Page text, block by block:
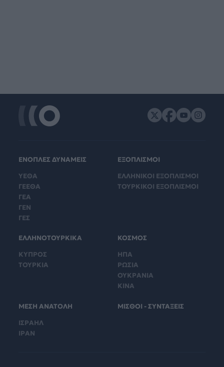
ΕΝΟΠΛΕΣ ΔΥΝΑΜΕΙΣ
ΥΕΘΑ
ΓΕΕΘΑ
ΓΕΑ
ΓΕΝ
ΓΕΣ
ΕΞΟΠΛΙΣΜΟΙ
ΕΛΛΗΝΙΚΟΙ ΕΞΟΠΛΙΣΜΟΙ
ΤΟΥΡΚΙΚΟΙ ΕΞΟΠΛΙΣΜΟΙ
ΕΛΛΗΝΟΤΟΥΡΚΙΚΑ
ΚΥΠΡΟΣ
ΤΟΥΡΚΙΑ
ΚΟΣΜΟΣ
ΗΠΑ
ΡΩΣΙΑ
ΟΥΚΡΑΝΙΑ
ΚΙΝΑ
ΜΕΣΗ ΑΝΑΤΟΛΗ
ΙΣΡΑΗΛ
ΙΡΑΝ
ΜΙΣΘΟΙ - ΣΥΝΤΑΞΕΙΣ